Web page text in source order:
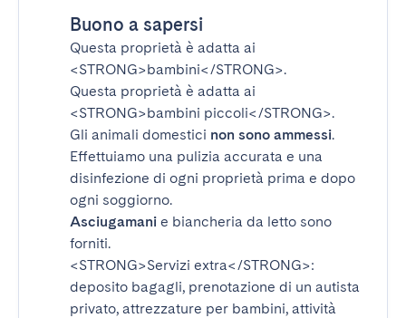
Buono a sapersi
Questa proprietà è adatta ai
<STRONG>bambini</STRONG>.
Questa proprietà è adatta ai
<STRONG>bambini piccoli</STRONG>.
Gli animali domestici non sono ammessi.
Effettuiamo una pulizia accurata e una
disinfezione di ogni proprietà prima e dopo
ogni soggiorno.
Asciugamani e biancheria da letto sono
forniti.
<STRONG>Servizi extra</STRONG>:
deposito bagagli, prenotazione di un autista
privato, attrezzature per bambini, attività